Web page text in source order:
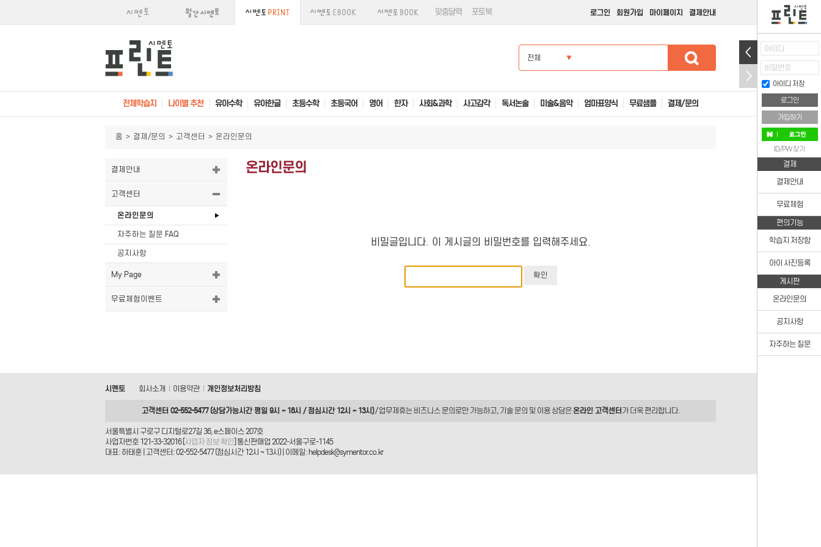
맞춤달력 포토북 로그인 회원가입 마이페이지 결제안내
전체
전체학습지 나이별 추천 유아수학 유아한글 초등수학 초등국어 영어 한자 사회&과학 사고감각 독서논술 미술&음악 엄마표양식 무료샘플 결제/문의
홈 > 결제/문의 > 고객센터 > 온라인문의
결제안내
고객센터
온라인문의
자주하는 질문 FAQ
공지사항
My Page
무료체험이벤트
온라인문의
비밀글입니다. 이 게시글의 비밀번호를 입력해주세요.
시멘토 회사소개 이용약관 개인정보처리방침
고객센터 02-552-5477 (상담가능시간 평일 9시 ~ 18시 / 점심시간 12시 ~ 13시)/ 업무제휴는 비즈니스 문의 로만 가능하고, 기술 문의 및 이용 상담은온라인 고객센터 가 더욱 편리합니다.
서울특별시 구로구 디지털로27길 36, e스페이스 207호
사업자번호 121-33-32016 [ 사업자 정보 확인 ] 통신판매업 2022-서울구로-1145
대표: 하태훈 | 고객센터: 02-552-5477 (점심시간 12시 ~ 13시) | 이메일: helpdesk@symentor.co.kr
아이디
비밀번호
아이디 저장
가입하기
ID/PW 찾기
결제
결제안내
무료체험
편의기능
학습지 저장함
아이 사진등록
게시판
온라인문의
공지사항
자주하는 질문